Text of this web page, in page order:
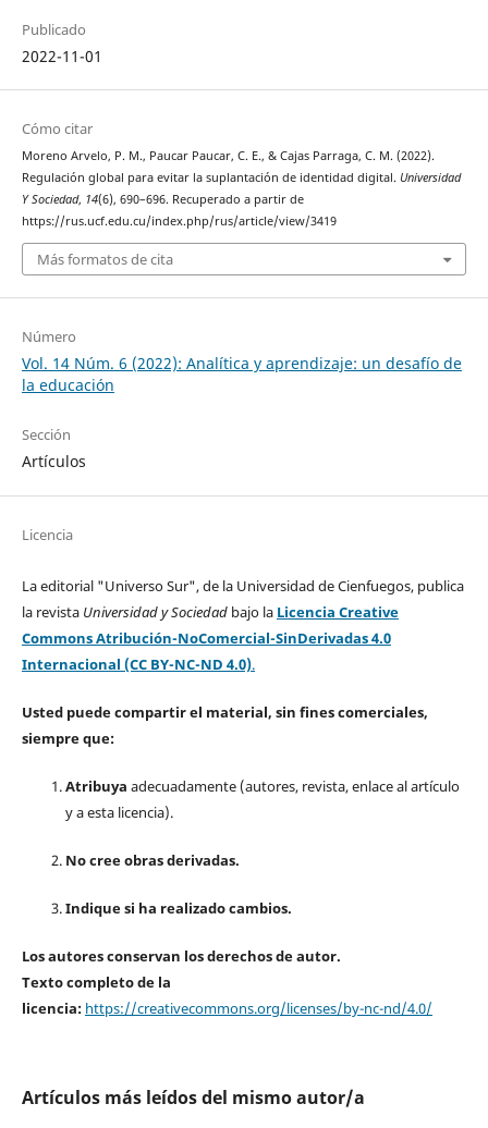
Publicado
2022-11-01
Cómo citar
Moreno Arvelo, P. M., Paucar Paucar, C. E., & Cajas Parraga, C. M. (2022).
Regulación global para evitar la suplantación de identidad digital. Universidad
Y Sociedad, 14(6), 690–696. Recuperado a partir de
https://rus.ucf.edu.cu/index.php/rus/article/view/3419
Más formatos de cita
Número
Vol. 14 Núm. 6 (2022): Analítica y aprendizaje: un desafío de
la educación
Sección
Artículos
Licencia
La editorial "Universo Sur", de la Universidad de Cienfuegos, publica
la revista Universidad y Sociedad bajo la Licencia Creative
Commons Atribución-NoComercial-SinDerivadas 4.0
Internacional (CC BY-NC-ND 4.0).
Usted puede compartir el material, sin fines comerciales,
siempre que:
Atribuya adecuadamente (autores, revista, enlace al artículo
y a esta licencia).
No cree obras derivadas.
Indique si ha realizado cambios.
Los autores conservan los derechos de autor.
Texto completo de la
licencia: https://creativecommons.org/licenses/by-nc-nd/4.0/
Artículos más leídos del mismo autor/a